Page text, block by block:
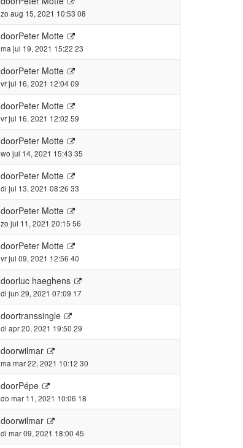
zo aug 15, 2021 10:53 08
doorPeter Motte
ma jul 19, 2021 15:22 23
doorPeter Motte
vr jul 16, 2021 12:04 09
doorPeter Motte
vr jul 16, 2021 12:02 59
doorPeter Motte
wo jul 14, 2021 15:43 35
doorPeter Motte
di jul 13, 2021 08:26 33
doorPeter Motte
zo jul 11, 2021 20:15 56
doorPeter Motte
vr jul 09, 2021 12:56 40
doorluc haeghens
di jun 29, 2021 07:09 17
doortranssingle
di apr 20, 2021 19:50 29
doorwilmar
ma mar 22, 2021 10:12 30
doorPépe
do mar 11, 2021 10:06 18
doorwilmar
di mar 09, 2021 18:00 45